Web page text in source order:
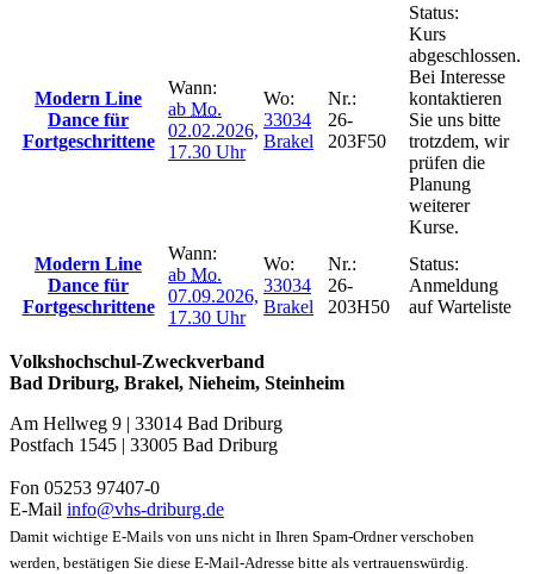
Modern Line
Dance für
Fortgeschrittene
Wann:
ab Mo.
02.02.2026,
17.30 Uhr
Wo:
33034
Brakel
Nr.:
26-
203F50
Status:
Kurs
abgeschlossen.
Bei Interesse
kontaktieren
Sie uns bitte
trotzdem, wir
prüfen die
Planung
weiterer
Kurse.
Modern Line
Dance für
Fortgeschrittene
Wann:
ab Mo.
07.09.2026,
17.30 Uhr
Wo:
33034
Brakel
Nr.:
26-
203H50
Status:
Anmeldung
auf Warteliste
Volkshochschul-Zweckverband
Bad Driburg, Brakel, Nieheim, Steinheim
Am Hellweg 9 | 33014 Bad Driburg
Postfach 1545 | 33005 Bad Driburg
Fon 05253 97407-0
E-Mail info@vhs-driburg.de
Damit wichtige E-Mails von uns nicht in Ihren Spam-Ordner verschoben
werden, bestätigen Sie diese E-Mail-Adresse bitte als vertrauenswürdig.